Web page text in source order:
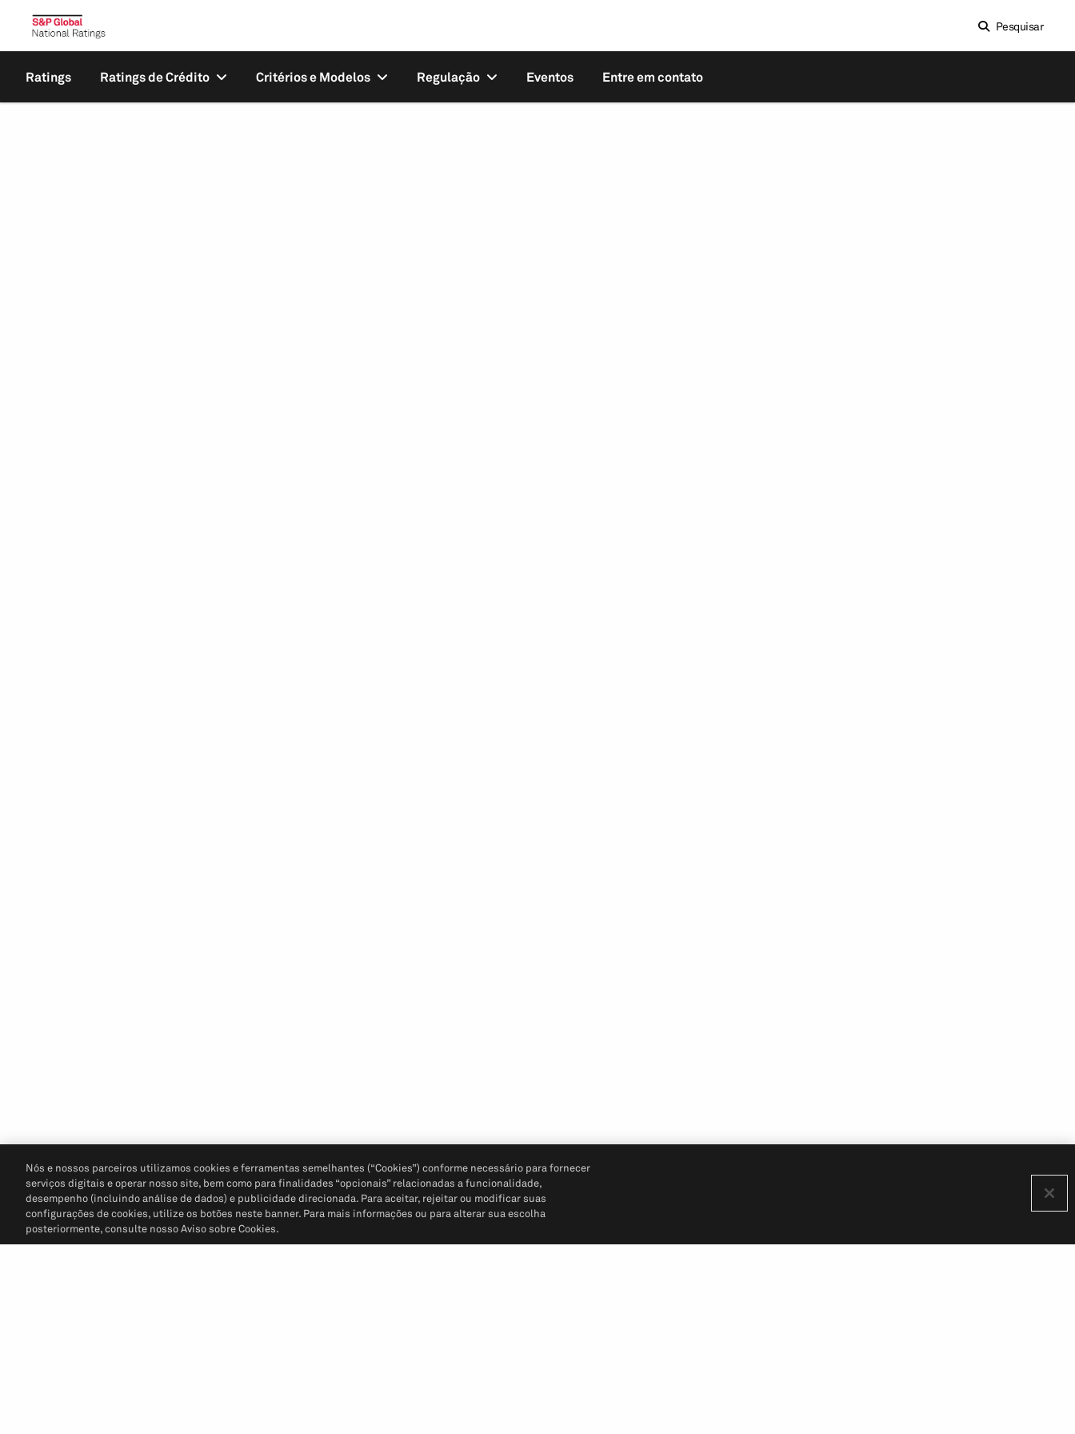
Pesquisar
Ratings Ratings de Crédito Critérios e Modelos Regulação Eventos Entre em contato
Nós e nossos parceiros utilizamos cookies e ferramentas semelhantes (“Cookies”) conforme necessário para fornecer
serviços digitais e operar nosso site, bem como para finalidades “opcionais” relacionadas a funcionalidade,
desempenho (incluindo análise de dados) e publicidade direcionada. Para aceitar, rejeitar ou modificar suas
configurações de cookies, utilize os botões neste banner. Para mais informações ou para alterar sua escolha
posteriormente, consulte nosso Aviso sobre Cookies.